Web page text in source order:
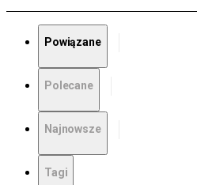
Powiązane
Polecane
Najnowsze
Tagi